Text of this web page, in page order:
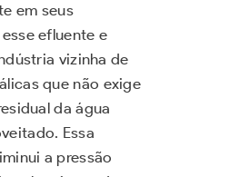
em seus
efluente e
vizinha de
que não exige
da água
Essa
a pressão